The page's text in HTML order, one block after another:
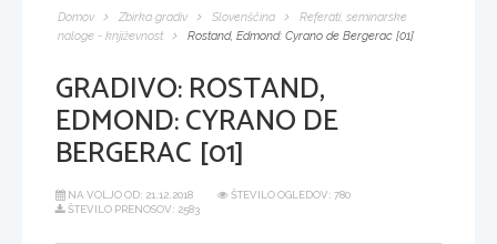
Domov Zbirka gradiv Slovenščina
Referati, seminarske
naloge - književnost
Rostand, Edmond: Cyrano de Bergerac [01]
GRADIVO:ROSTAND,
EDMOND: CYRANO DE
BERGERAC [01]
NA VOLJO OD: 21.12.2018
ŠTEVILO OGLEDOV: 780
ŠTEVILO PRENOSOV: 2583